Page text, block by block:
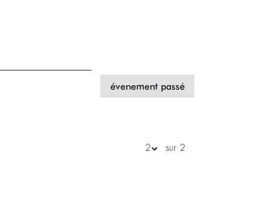
évenement passé
sur 2